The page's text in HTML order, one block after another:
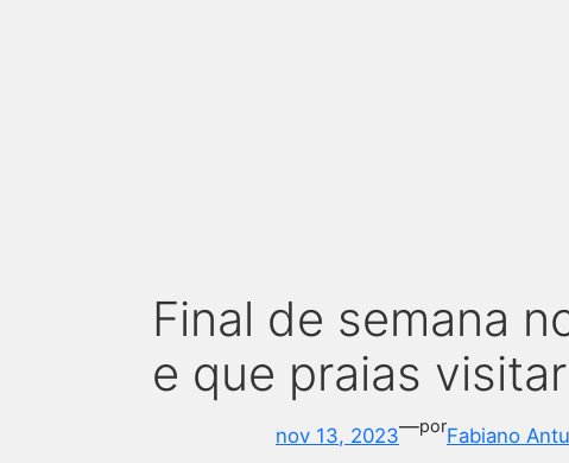
Final de semana
e que praias
nov 13, 2023—porFabiano